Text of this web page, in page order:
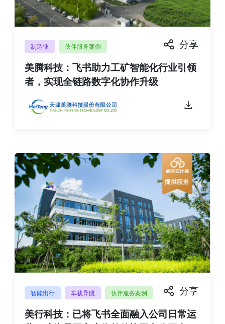
制造业 伙伴服务案例
美腾科技：飞书助力工矿智能化行业引领
者，实现全链路数字化协作升级
分享
智能出行 车载导航 伙伴服务案例
美行科技：已将飞书全面融入公司日常运
分享